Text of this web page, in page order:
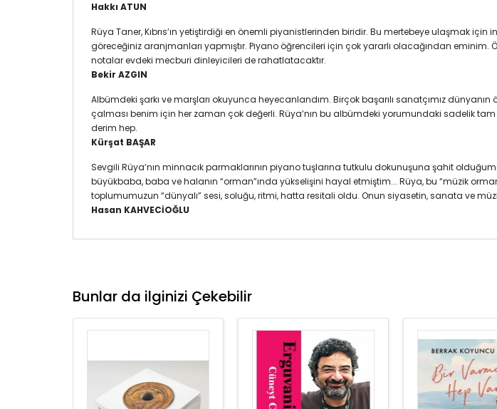
Hakkı ATUN
Rüya Taner, Kıbrıs’ın yetiştirdiği en önemli piyanistlerinden biridir. Bu mertebeye ulaşmak
göreceğiniz aranjmanları yapmıştır. Piyano öğrencileri için çok yararlı olacağından eminim.
notalar evdeki mecburi dinleyicileri de rahatlatacaktır.
Bekir AZGIN
Albümdeki şarkı ve marşları okuyunca heyecanlandım. Birçok başarılı sanatçımız
çalması benim için her zaman çok değerli. Rüya’nın bu albümdeki yorumundaki sadelik
derim hep.
Kürşat BAŞAR
Sevgili Rüya’nın minnacık parmaklarının piyano tuşlarına tutkulu dokunuşuna şahit
büyükbaba, baba ve halanın “orman”ında yükselişini hayal etmiştim... Rüya, bu “müzik
toplumumuzun “dünyalı” sesi, soluğu, ritmi, hatta resitali oldu. Onun siyasetin, sanata ve
Hasan KAHVECİOĞLU
Bunlar da ilginizi Çekebilir